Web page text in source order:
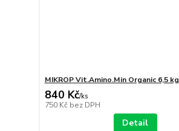
MIKROP Vit.Amino.Min Organic 6,5 kg
840 Kč/ks
750 Kč bez DPH
Detail